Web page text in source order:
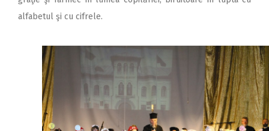
alfabetul şi cu cifrele.